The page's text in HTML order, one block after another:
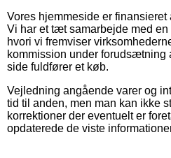
Vores hjemmeside er
Vi har et tæt samarbejde med
hvori vi fremviser
kommission under forudsætning
side fuldfører et køb.
Vejledning angående varer og
tid til anden, men man kan ikke
korrektioner der eventuelt er
opdaterede de viste